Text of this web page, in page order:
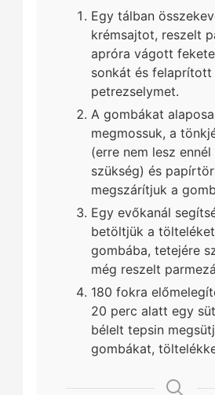
Egy tálban
krémsajtot, reszelt
apróra vágott
sonkát és felaprított
petrezselymet.
A gombákat
megmossuk, a
(erre nem lesz
szükség) és
megszárítjuk a
Egy evőkanál
betöltjük a
gombába, tetejére
még reszelt
180 fokra
20 perc alatt egy
bélelt tepsin
gombákat,